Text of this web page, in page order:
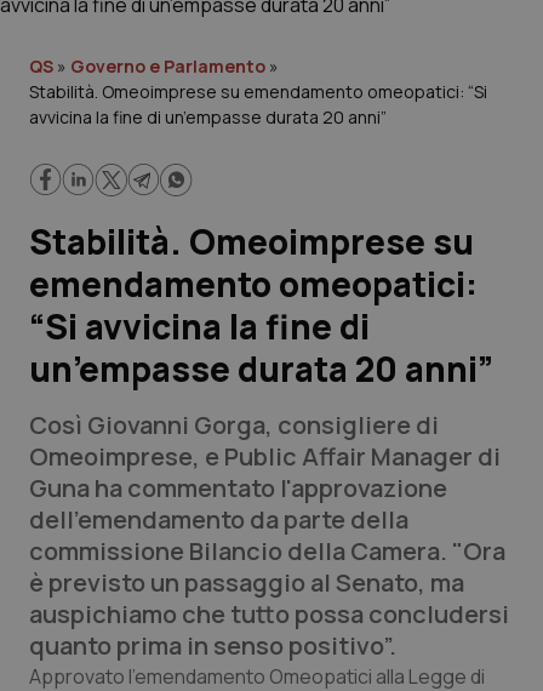
Governo e Parlamento
Regioni e Asl
Lavoro e Professioni
Scienza e Farmaci
Studi e Analisi
Lettere al direttore
Edizioni Regionali
QS Pro
Professionisti Sanitari.AI
Abruzzo
QS Pro Gold
QS » Governo e Parlamento »
Stabilità. Omeoimprese su emendamento omeopatici: “Si
avvicina la fine di un’empasse durata 20 anni”
Stabilità. Omeoimprese su
emendamento omeopatici:
“Si avvicina la fine di
un’empasse durata 20 anni”
Così Giovanni Gorga, consigliere di
Omeoimprese, e Public Affair Manager di
Guna ha commentato l'approvazione
dell'emendamento da parte della
commissione Bilancio della Camera. "Ora
è previsto un passaggio al Senato, ma
auspichiamo che tutto possa concludersi
quanto prima in senso positivo”.
Approvato l'emendamento Omeopatici alla Legge di